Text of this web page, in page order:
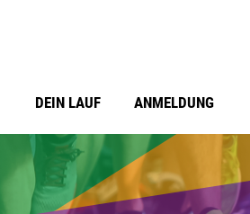
DEIN LAUF ANMELDUNG